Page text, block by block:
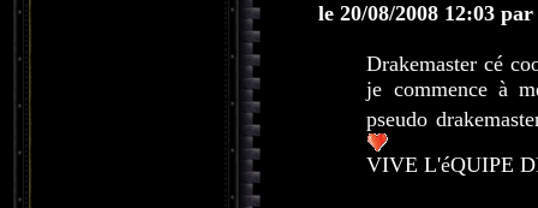
le 20/08/2008 12:03 par
Drakemaster cé
je commence à
pseudo
VIVE L'éQUIPE